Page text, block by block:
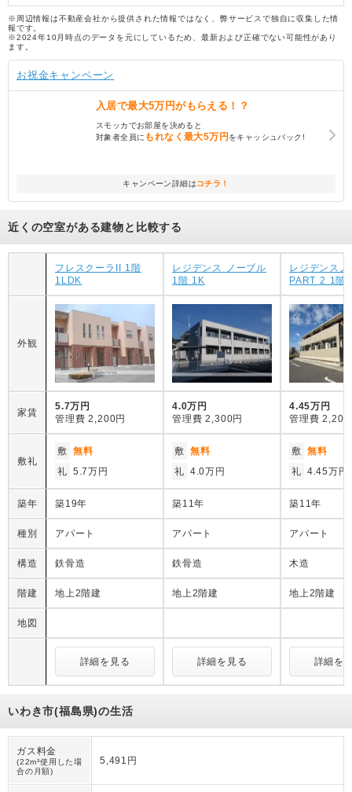
※周辺情報は不動産会社から提供された情報ではなく、弊サービスで独自に収集した情
報です。
※2024年10月時点のデータを元にしているため、最新および正確でない可能性があり
ます。
お祝金キャンペーン
入居で最大5万円がもらえる！？
スモッカでお部屋を決めると
対象者全員に もれなく最大5万円をキャッシュバック!
キャンペーン詳細はコチラ！
近くの空室がある建物と比較する
フレスクーラII 1階
1LDK
レジデンス ノーブル
1階 1K
レジデンスノ
PART 2 1階
外観
家賃
5.7万円
管理費 2,200円
4.0万円
管理費 2,300円
4.45万円
管理費 2,200
敷礼
敷 無料
礼 5.7万円
敷 無料
礼 4.0万円
敷 無料
礼 4.45万円
築年 築19年 築11年 築11年
種別 アパート アパート アパート
構造 鉄骨造 鉄骨造 木造
階建 地上2階建 地上2階建 地上2階建
地図
詳細を見る 詳細を見る 詳細を
いわき市(福島県)の生活
ガス料金
(22m³使用した場
合の月額)
5,491円